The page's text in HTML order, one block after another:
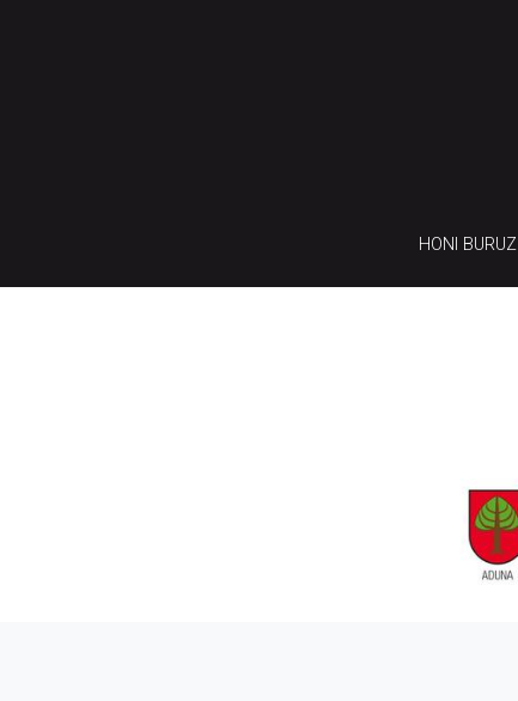
HONI BURUZ